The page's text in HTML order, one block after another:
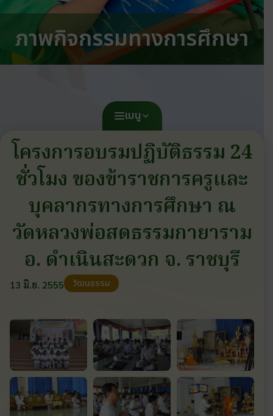
ภาพกิจกรรมทางการศึกษา
เมนู
โครงการอบรมปฏิบัติธรรม 24
ชั่วโมง ของข้าราชการครูและ
บุคลากรทางการศึกษา ณ
วัดหลวงพ่อสดธรรมกายาราม
อ. ดำเนินสะดวก จ. ราชบุรี
13 มิ.ย. 2555 วัฒนธรรม